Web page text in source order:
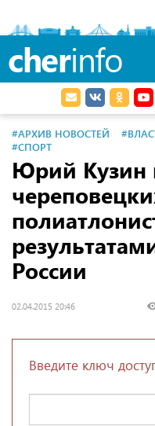
cherinfo
#АРХИВ НОВОСТЕЙ
#СПОРТ
Юрий Кузин
России
02.04.2015 20:46
Введите ключ